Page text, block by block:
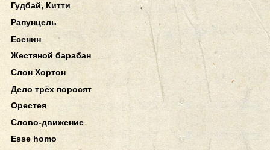
Гудбай, Китти
Рапунцель
Есенин
Жестяной барабан
Слон Хортон
Дело трёх поросят
Орестея
Слово-движение
Esse homo